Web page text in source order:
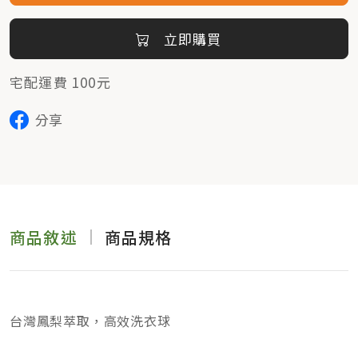
立即購買
宅配運費 100元
分享
商品敘述 商品規格
台灣鳳梨萃取，高效洗衣球